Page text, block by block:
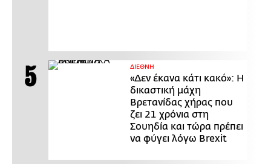
ΔΙΕΘΝΗ
«Δεν έκανα κάτι κακό»: Η
δικαστική μάχη
Βρετανίδας χήρας που
ζει 21 χρόνια στη
Σουηδία και τώρα πρέπει
να φύγει λόγω Brexit